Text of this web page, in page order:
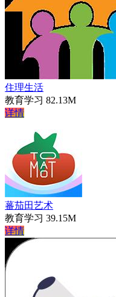
住理生活
教育学习 82.13M
详情
蕃茄田艺术
教育学习 39.15M
详情